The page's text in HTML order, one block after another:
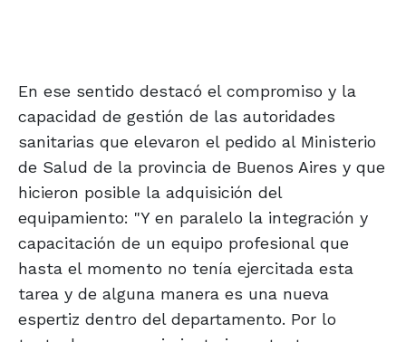
En ese sentido destacó el compromiso y la
capacidad de gestión de las autoridades
sanitarias que elevaron el pedido al Ministerio
de Salud de la provincia de Buenos Aires y que
hicieron posible la adquisición del
equipamiento: "Y en paralelo la integración y
capacitación de un equipo profesional que
hasta el momento no tenía ejercitada esta
tarea y de alguna manera es una nueva
espertiz dentro del departamento. Por lo